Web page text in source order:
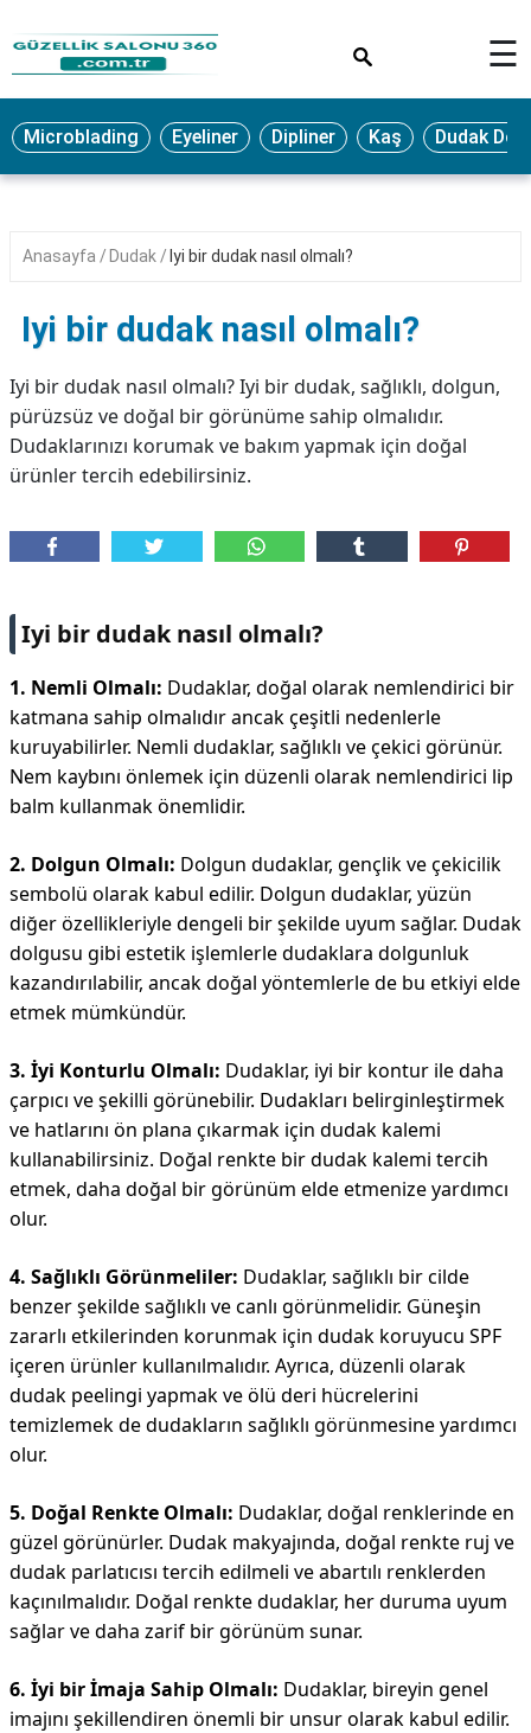
MAKYAJ
MİCROBLADİNG
EPİLASYON
PROTEZ
TIRNAK
PEELİNG
ERKEK
BAKIMI
BAKIMI
☰
Microblading Eyeliner Dipliner Kaş Dudak
Anasayfa Dudak Iyi bir dudak nasıl olmalı?
Iyi bir dudak nasıl olmalı?
Iyi bir dudak nasıl olmalı? Iyi bir dudak, sağlıklı, dolgun,
pürüzsüz ve doğal bir görünüme sahip olmalıdır.
Dudaklarınızı korumak ve bakım yapmak için doğal
ürünler tercih edebilirsiniz.
Iyi bir dudak nasıl olmalı?
1. Nemli Olmalı: Dudaklar, doğal olarak nemlendirici bir
katmana sahip olmalıdır ancak çeşitli nedenlerle
kuruyabilirler. Nemli dudaklar, sağlıklı ve çekici görünür.
Nem kaybını önlemek için düzenli olarak nemlendirici lip
balm kullanmak önemlidir.
2. Dolgun Olmalı: Dolgun dudaklar, gençlik ve çekicilik
sembolü olarak kabul edilir. Dolgun dudaklar, yüzün
diğer özellikleriyle dengeli bir şekilde uyum sağlar. Dudak
dolgusu gibi estetik işlemlerle dudaklara dolgunluk
kazandırılabilir, ancak doğal yöntemlerle de bu etkiyi elde
etmek mümkündür.
3. İyi Konturlu Olmalı: Dudaklar, iyi bir kontur ile daha
çarpıcı ve şekilli görünebilir. Dudakları belirginleştirmek
ve hatlarını ön plana çıkarmak için dudak kalemi
kullanabilirsiniz. Doğal renkte bir dudak kalemi tercih
etmek, daha doğal bir görünüm elde etmenize yardımcı
olur.
4. Sağlıklı Görünmeliler: Dudaklar, sağlıklı bir cilde
benzer şekilde sağlıklı ve canlı görünmelidir. Güneşin
zararlı etkilerinden korunmak için dudak koruyucu SPF
içeren ürünler kullanılmalıdır. Ayrıca, düzenli olarak
dudak peelingi yapmak ve ölü deri hücrelerini
temizlemek de dudakların sağlıklı görünmesine yardımcı
olur.
5. Doğal Renkte Olmalı: Dudaklar, doğal renklerinde en
güzel görünürler. Dudak makyajında, doğal renkte ruj ve
dudak parlatıcısı tercih edilmeli ve abartılı renklerden
kaçınılmalıdır. Doğal renkte dudaklar, her duruma uyum
sağlar ve daha zarif bir görünüm sunar.
6. İyi bir İmaja Sahip Olmalı: Dudaklar, bireyin genel
imajını şekillendiren önemli bir unsur olarak kabul edilir.